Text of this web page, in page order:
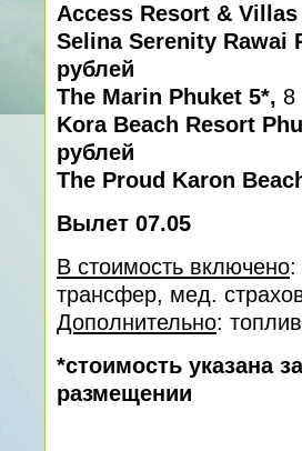
Access Resort & Villas
Selina Serenity Rawai
рублей
The Marin Phuket 5*, 8
Kora Beach Resort
рублей
The Proud Karon
Вылет 07.05
В стоимость включено:
трансфер, мед.
Дополнительно:
*стоимость указана
размещении